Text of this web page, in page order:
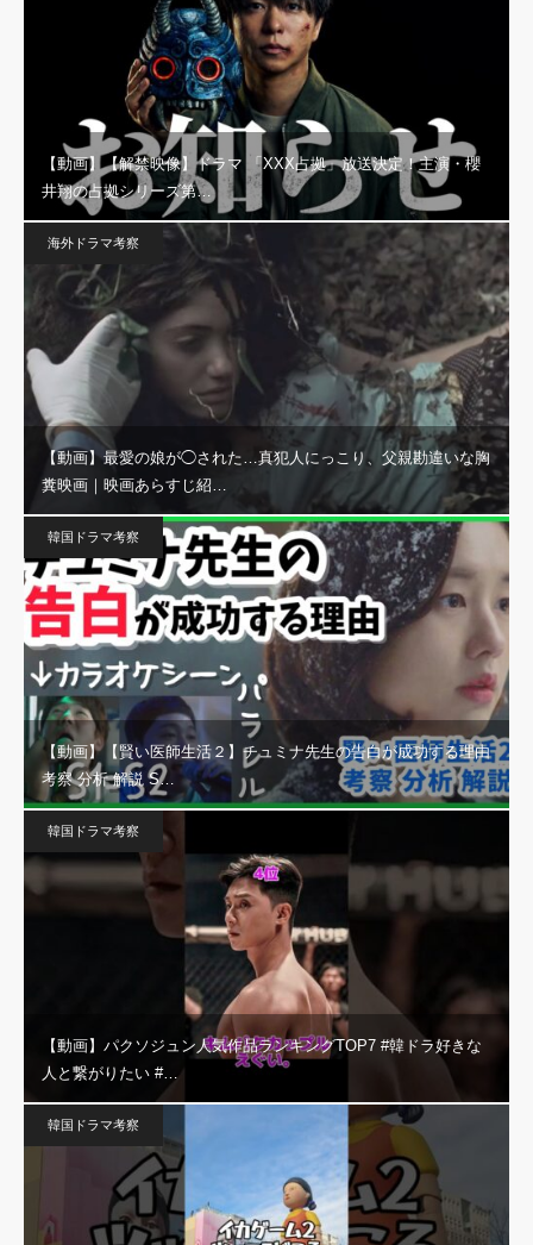
【動画】【解禁映像】ドラマ 「XXX占拠」放送決定！主演・櫻
井翔の占拠シリーズ第…
海外ドラマ考察
【動画】最愛の娘が◯された…真犯人にっこり、父親勘違いな胸
糞映画｜映画あらすじ紹…
韓国ドラマ考察
【動画】【賢い医師生活２】チュミナ先生の告白が成功する理由
考察 分析 解説 S…
韓国ドラマ考察
【動画】パクソジュン人気作品ランキングTOP7 #韓ドラ好きな
人と繋がりたい #…
韓国ドラマ考察